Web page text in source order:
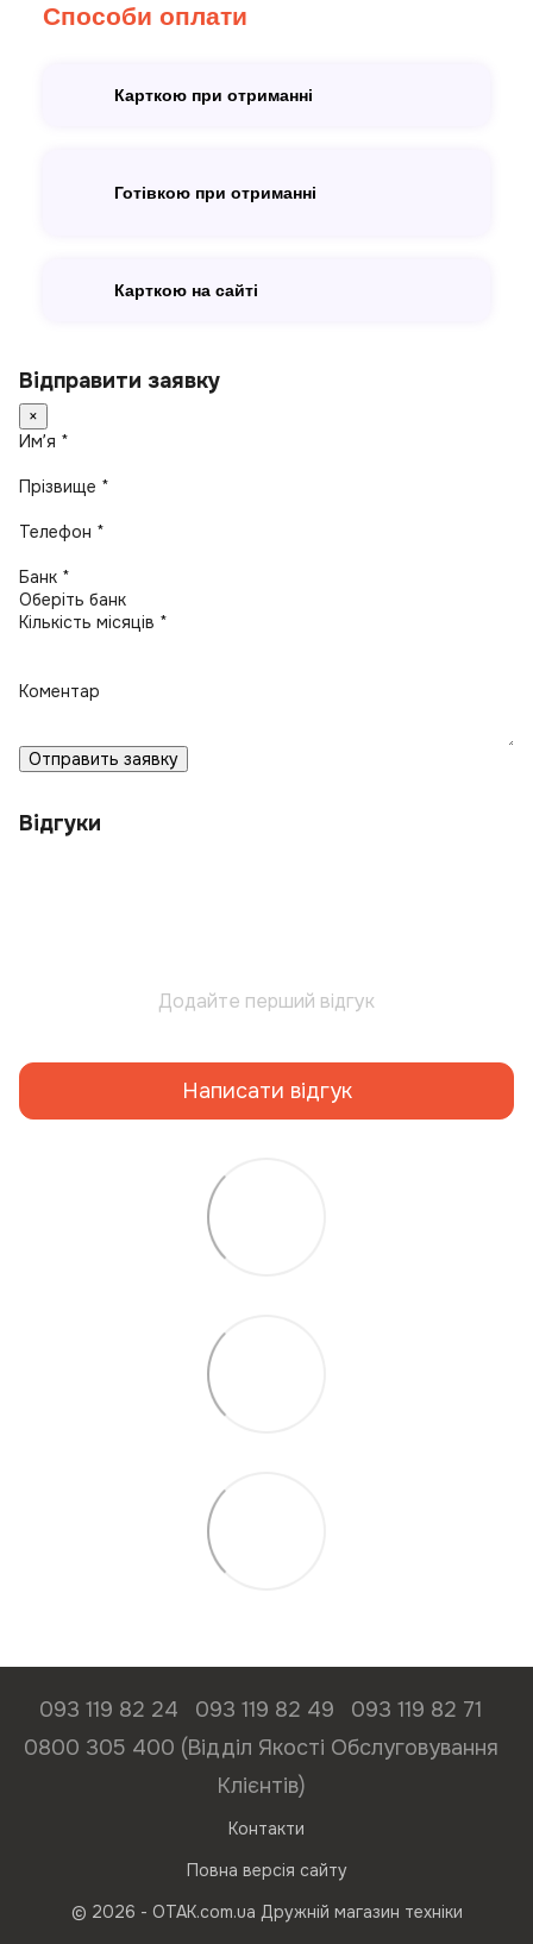
Способи оплати
Карткою при отриманні
Готівкою при отриманні
Карткою на сайті
Відправити заявку
×
Имʼя *
Прізвище *
Телефон *
Банк *
Кількість місяців *
Коментар
Отправить заявку
Відгуки
Додайте перший відгук
Написати відгук
093 119 82 24 093 119 82 49
093 119 82 71
0800 305 400 (Відділ Якості Обслуговування
Клієнтів)
Контакти
Повна версія сайту
© 2026 - ОТАК.com.ua Дружній магазин техніки